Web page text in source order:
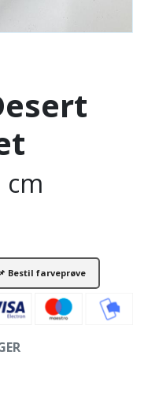
cm
Bestil farveprøve